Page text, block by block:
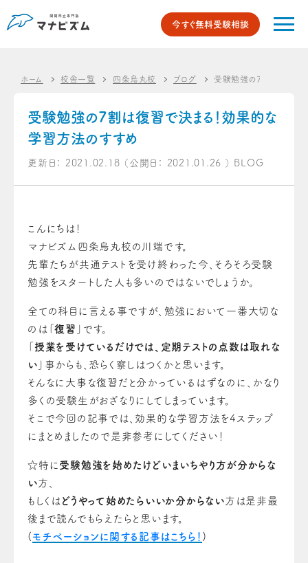
今すぐ無料受験相談
ホーム 校舎一覧 四条烏丸校 ブログ 受験勉強の7割は復習で
受験勉強の7割は復習で決まる！効果的な
学習方法のすすめ
更新日： 2021.02.18 （公開日： 2021.01.26 ） BLOG
こんにちは！
マナビズム四条烏丸校の川端です。
先輩たちが共通テストを受け終わった今、そろそろ受験
勉強をスタートした人も多いのではないでしょうか。
全ての科目に言える事ですが、勉強において一番大切な
のは「復習
」です。
授業を受けているだけでは、定期テストの点数は取れな
い 」事からも、恐らく察しはつくかと思います。
そんなに大事な復習だと分かっているはずなのに、かなり
多くの受験生がおざなりにしてしまっています。
そこで今回の記事では、効果的な学習方法を4ステップ
にまとめましたので是非参考にしてください！
☆特に 受験勉強を始めたけどいまいちやり方が分からな
い方、
もしくは どうやって始めたらいいか分からない方は是非最
後まで読んでもらえたらと思います。
( モチベーションに関する記事はこちら！ )